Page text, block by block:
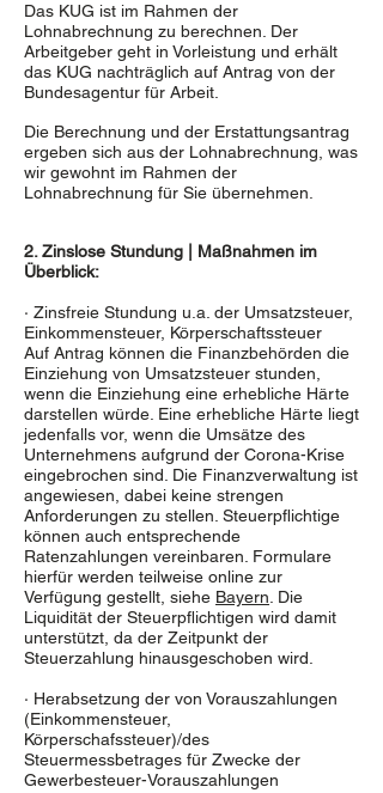
Das KUG ist im Rahmen der
Lohnabrechnung zu berechnen. Der
Arbeitgeber geht in Vorleistung und erhält
das KUG nachträglich auf Antrag von der
Bundesagentur für Arbeit.
Die Berechnung und der Erstattungsantrag
ergeben sich aus der Lohnabrechnung, was
wir gewohnt im Rahmen der
Lohnabrechnung für Sie übernehmen.
2. Zinslose Stundung | Maßnahmen im
Überblick:
· Zinsfreie Stundung u.a. der Umsatzsteuer,
Einkommensteuer, Körperschaftssteuer
Auf Antrag können die Finanzbehörden die
Einziehung von Umsatzsteuer stunden,
wenn die Einziehung eine erhebliche Härte
darstellen würde. Eine erhebliche Härte liegt
jedenfalls vor, wenn die Umsätze des
Unternehmens aufgrund der Corona-Krise
eingebrochen sind. Die Finanzverwaltung ist
angewiesen, dabei keine strengen
Anforderungen zu stellen. Steuerpflichtige
können auch entsprechende
Ratenzahlungen vereinbaren. Formulare
hierfür werden teilweise online zur
Verfügung gestellt, siehe Bayern . Die
Liquidität der Steuerpflichtigen wird damit
unterstützt, da der Zeitpunkt der
Steuerzahlung hinausgeschoben wird.
· Herabsetzung der von Vorauszahlungen
(Einkommensteuer,
Körperschafssteuer)/des
Steuermessbetrages für Zwecke der
Gewerbesteuer-Vorauszahlungen